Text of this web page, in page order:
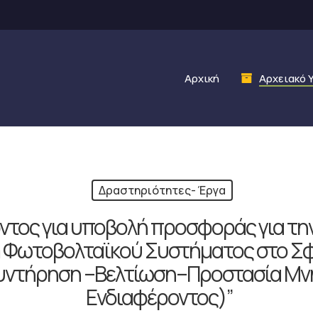
Αρχική Αρχειακό
Δραστηριότητες- Έργα
για υποβολή προσφοράς για
Φωτοβολταϊκού Συστήματος στο
–Βελτίωση–Προστασία
Ενδιαφέροντος)”